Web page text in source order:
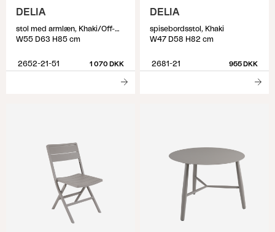
DELIA
stol med armlæn, Khaki/Off-white
W55 D63 H85 cm
2652-21-51 1 070 DKK
DELIA
spisebordsstol, Khaki
W47 D58 H82 cm
2681-21 955 DKK